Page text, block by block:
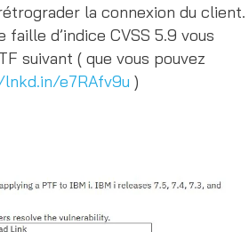
la connexion du client.
d’indice CVSS 5.9 vous
suivant ( que vous pouvez
e7RAfv9u )